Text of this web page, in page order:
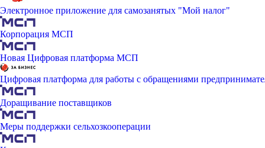
Электронное приложение для самозанятых "Мой налог"
Корпорация МСП
Новая Цифровая платформа МСП
Цифровая платформа для работы с обращениями
Доращивание поставщиков
Меры поддержки сельхозкооперации